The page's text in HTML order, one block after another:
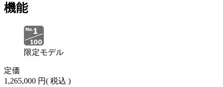
機能
限定モデル
定価
1,265,000 円( 税込 )